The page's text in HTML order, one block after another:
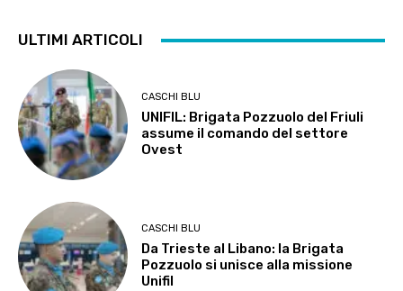
ULTIMI ARTICOLI
CASCHI BLU
UNIFIL: Brigata Pozzuolo del Friuli
assume il comando del settore
Ovest
CASCHI BLU
Da Trieste al Libano: la Brigata
Pozzuolo si unisce alla missione
Unifil